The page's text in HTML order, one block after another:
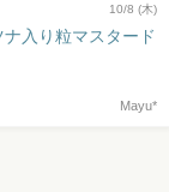
10/8 (木)
入り粒マスタード
Mayu*